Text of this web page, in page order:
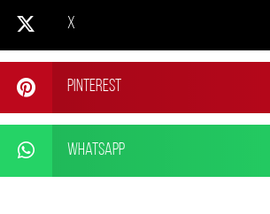
X
Pinterest
WhatsApp